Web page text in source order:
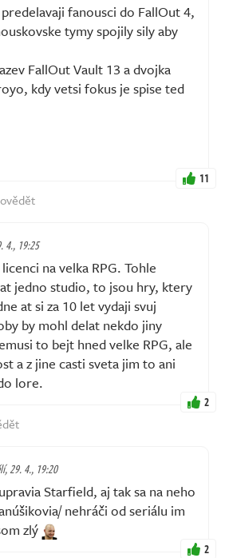
fanousci do FallOut 4,
tymy spojily sily aby
FallOut Vault 13 a dvojka
kdy vetsi fokus je spise ted
11
4., 19:25
na velka RPG. Tohle
jedno studio, to jsou hry, ktery
at si za 10 let vydaji svuj
by mohl delat nekdo jiny
to bejt hned velke RPG, ale
a z jine casti sveta jim to ani
lore.
2
29. 4., 19:20
Starfield, aj tak sa na neho
nehráči od seriálu im
zlý
2